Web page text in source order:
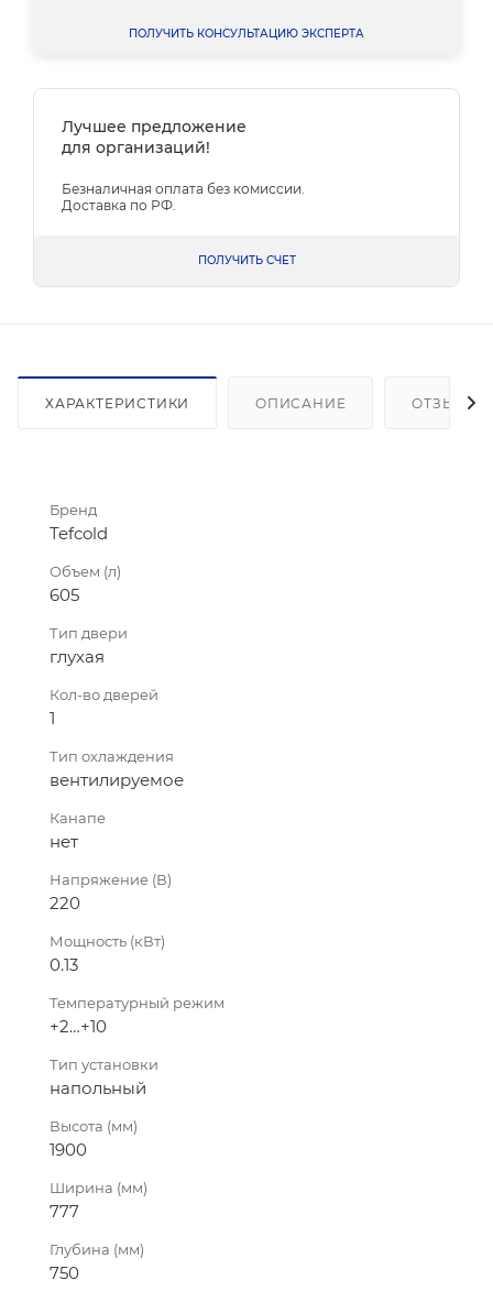
ПОЛУЧИТЬ КОНСУЛЬТАЦИЮ ЭКСПЕРТА
Лучшее предложение
для организаций!
Безналичная оплата без комиссии.
Доставка по РФ.
ПОЛУЧИТЬ СЧЕТ
ХАРАКТЕРИСТИКИ ОПИСАНИЕ ОТЗЫВЫ
Бренд
Tefcold
Объем (л)
605
Тип двери
глухая
Кол-во дверей
1
Тип охлаждения
вентилируемое
Канапе
нет
Напряжение (В)
220
Мощность (кВт)
0.13
Температурный режим
+2…+10
Тип установки
напольный
Высота (мм)
1900
Ширина (мм)
777
Глубина (мм)
750